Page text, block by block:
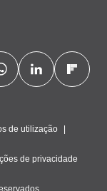
de utilização
de privacidade